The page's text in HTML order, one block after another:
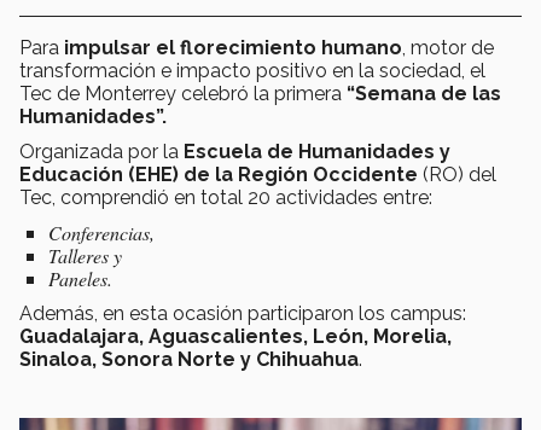
Para impulsar el florecimiento humano , motor de
transformación e impacto positivo en la sociedad, el
Tec de Monterrey celebró la primera “Semana de las
Humanidades”.
Organizada por la Escuela de Humanidades y
Educación (EHE) de la Región Occidente (RO) del
Tec, comprendió en total 20 actividades entre:
Conferencias,
Talleres y
Paneles.
Además, en esta ocasión participaron los campus:
Guadalajara, Aguascalientes, León, Morelia,
Sinaloa, Sonora Norte y Chihuahua.